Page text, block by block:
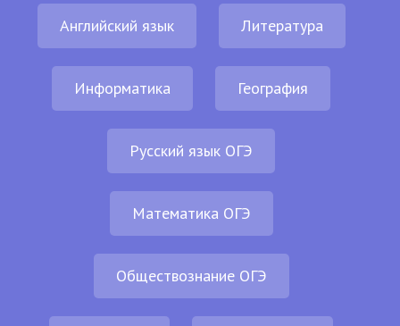
Английский язык Литература
Информатика География
Русский язык ОГЭ
Математика ОГЭ
Обществознание ОГЭ